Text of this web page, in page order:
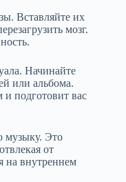
Вставляйте их
мозг.
Начинайте
или альбома.
и подготовит вас
музыку. Это
от
на внутреннем